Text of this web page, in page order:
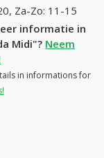
Za-Zo: 11-15
informatie in
Midi"? Neem
in informations for